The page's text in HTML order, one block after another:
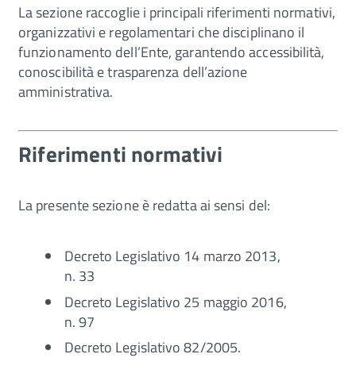
La sezione raccoglie i principali riferimenti normativi,
organizzativi e regolamentari che disciplinano il
funzionamento dell’Ente, garantendo accessibilità,
conoscibilità e trasparenza dell’azione
amministrativa.
Riferimenti normativi
La presente sezione è redatta ai sensi del:
Decreto Legislativo 14 marzo 2013,
n. 33
Decreto Legislativo 25 maggio 2016,
n. 97
Decreto Legislativo 82/2005.